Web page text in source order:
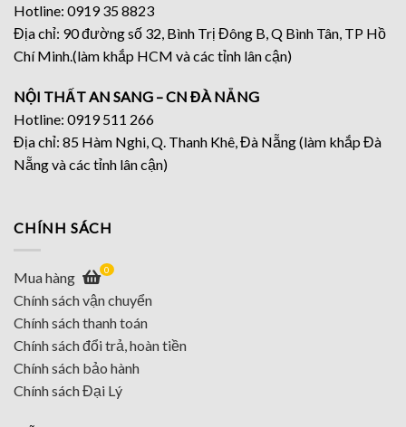
Hotline: 0919 35 8823
Địa chỉ: 90 đường số 32, Bình Trị Đông B, Q Bình Tân, TP Hồ
Chí Minh.(làm khắp HCM và các tỉnh lân cận)
NỘI THẤT AN SANG – CN ĐÀ NẴNG
Hotline: 0919 511 266
Địa chỉ: 85 Hàm Nghi, Q. Thanh Khê, Đà Nẵng (làm khắp Đà
Nẵng và các tỉnh lân cận)
CHÍNH SÁCH
Mua hàng 0
Chính sách vận chuyển
Chính sách thanh toán
Chính sách đổi trả, hoàn tiền
Chính sách bảo hành
Chính sách Đại Lý